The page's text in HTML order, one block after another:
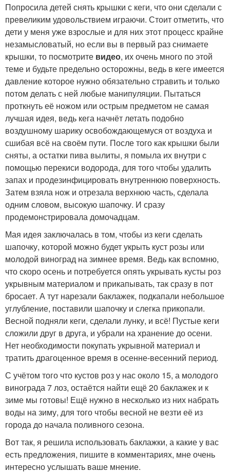
Попросила детей снять крышки с кеги, что они сделали с
превеликим удовольствием играючи. Стоит отметить, что
дети у меня уже взрослые и для них этот процесс крайне
незамысловатый, но если вы в первый раз снимаете
крышки, то посмотрите видео, их очень много по этой
теме и будьте предельно осторожны, ведь в кеге имеется
давление которое нужно обязательно стравить и только
потом делать с ней любые манипуляции. Пытаться
проткнуть её ножом или острым предметом не самая
лучшая идея, ведь кега начнёт летать подобно
воздушному шарику освобождающемуся от воздуха и
сшибая всё на своём пути. После того как крышки были
сняты, а остатки пива вылиты, я помыла их внутри с
помощью перекиси водорода, для того чтобы удалить
запах и продезинфицировать внутреннюю поверхность.
Затем взяла нож и отрезала верхнюю часть, сделала
одним словом, высокую шапочку. И сразу
продемонстрировала домочадцам.
Мая идея заключалась в том, чтобы из кеги сделать
шапочку, которой можно будет укрыть куст розы или
молодой виноград на зимнее время. Ведь как вспомню,
что скоро осень и потребуется опять укрывать кусты роз
укрывным материалом и прикапывать, так сразу в пот
бросает. А тут нарезали баклажек, подкапали небольшое
углубление, поставили шапочку и слегка прикопали.
Весной подняли кеги, сделали лунку, и всё! Пустые кеги
сложили друг в друга, и убрали на хранение до осени.
Нет необходимости покупать укрывной материал и
тратить драгоценное время в осенне-весенний период.
С учётом того что кустов роз у нас около 15, а молодого
винограда 7 лоз, остаётся найти ещё 20 баклажек и к
зиме мы готовы! Ещё нужно в несколько из них набрать
воды на зиму, для того чтобы весной не везти её из
города до начала поливного сезона.
Вот так, я решила использовать баклажки, а какие у вас
есть предложения, пишите в комментариях, мне очень
интересно услышать ваше мнение.